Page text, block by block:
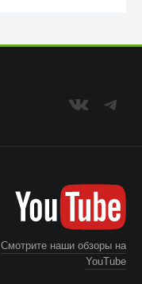
Смотрите наши обзоры на
YouTube